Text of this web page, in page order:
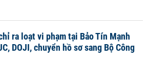
ra loạt vi phạm tại Bảo Tín Mạnh
DOJI, chuyển hồ sơ sang Bộ Công